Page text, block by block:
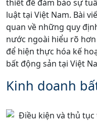
thiết để đảm bảo sự
luật tại Việt Nam. Bài
quan về những quy
nước ngoài hiểu rõ
để hiện thực hóa kế
bất động sản tại Việt
Kinh doanh